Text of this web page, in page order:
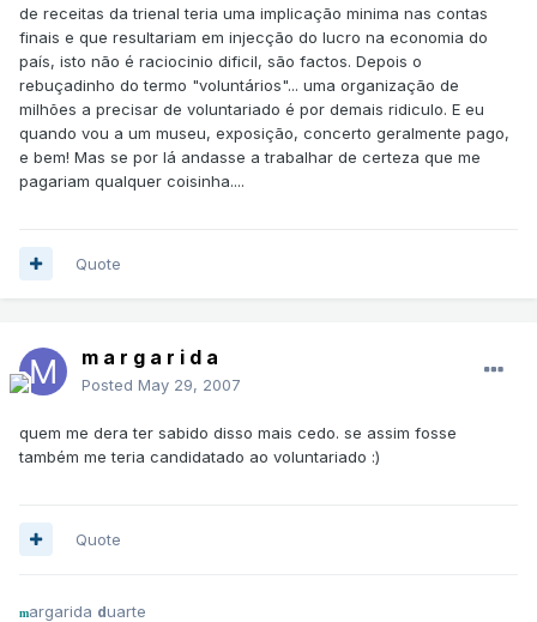
de receitas da trienal teria uma implicação minima nas contas
finais e que resultariam em injecção do lucro na economia do
país, isto não é raciocinio dificil, são factos. Depois o
rebuçadinho do termo "voluntários"... uma organização de
milhões a precisar de voluntariado é por demais ridiculo. E eu
quando vou a um museu, exposição, concerto geralmente pago,
e bem! Mas se por lá andasse a trabalhar de certeza que me
pagariam qualquer coisinha....
Quote
m a r g a r i d a
Posted May 29, 2007
quem me dera ter sabido disso mais cedo. se assim fosse
também me teria candidatado ao voluntariado :)
Quote
margarida duarte